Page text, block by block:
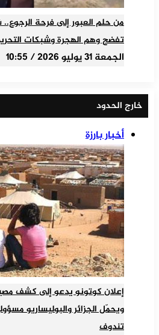
من حلم العبور إلى فرحة
تفضح وهم الهجرة وشبكات
الجمعة 31 يوليو 2026 / 10:55
خارج الحدود
أخبار بارزة
إعلان كوتونو يدعو إلى كشف
ويحمّل الجزائر والبوليساريو
تندوف